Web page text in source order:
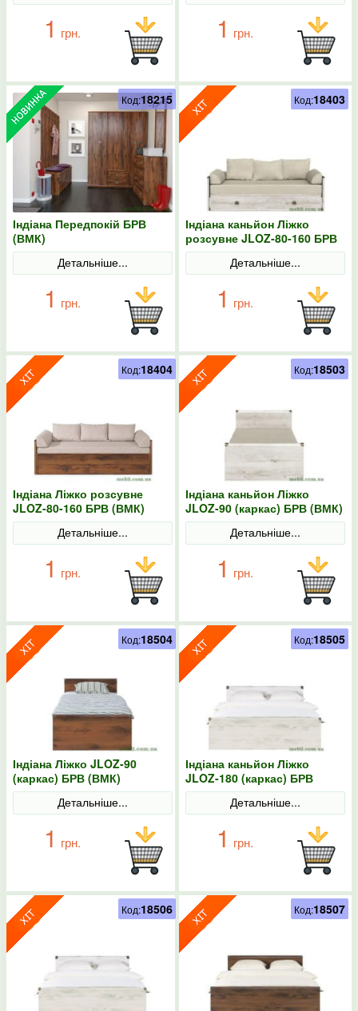
1 грн. 1 грн.
Індіана Передпокій БРВ
(ВМК)
Детальніше...
1 грн.
Код:18215
Індіана каньйон Ліжко
розсувне JLOZ-80-160 БРВ
(ВМК)
Детальніше...
1 грн.
Код:18403
Індіана Ліжко розсувне
JLOZ-80-160 БРВ (ВМК)
Детальніше...
1 грн.
Код:18404
Індіана каньйон Ліжко
JLOZ-90 (каркас) БРВ (ВМК)
Детальніше...
1 грн.
Код:18503
Індіана Ліжко JLOZ-90
(каркас) БРВ (ВМК)
Детальніше...
1 грн.
Код:18504
Індіана каньйон Ліжко
JLOZ-180 (каркас) БРВ
(ВМК)
Детальніше...
1 грн.
Код:18505
Код:18506 Код:18507